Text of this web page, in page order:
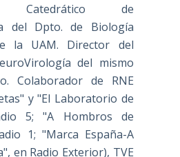
Catedrático de
del Dpto. de Biología
la UAM. Director del
del mismo
Colaborador de RNE
y "El Laboratorio de
5; "A Hombros de
1; "Marca España-A
en Radio Exterior), TVE